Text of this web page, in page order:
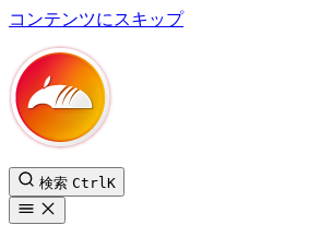
コンテンツにスキップ
Armadillo Twin ユーザーマニュアル
検索 CtrlK